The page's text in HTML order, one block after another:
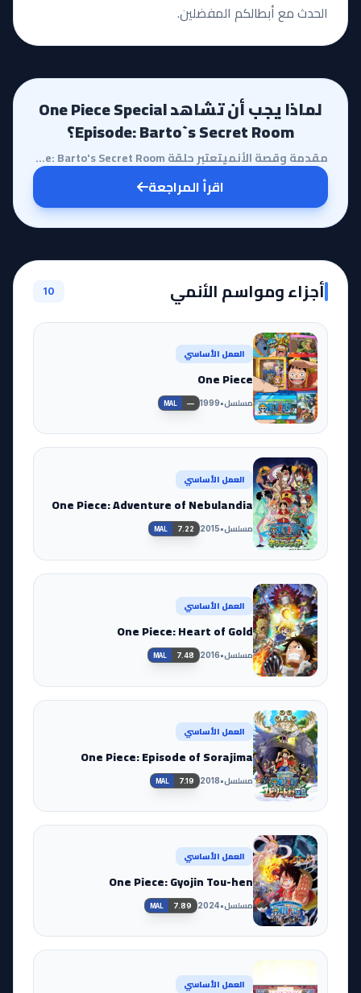
الحدث مع أبطالكم المفضلين.
لماذا يجب أن تشاهد One Piece Special
Episode: Barto`s Secret Room؟
مقدمة وقصة الأنميتعتبر حلقة One Piece Special Episode: Barto's Secret Room واحدة من الإضافات الفريدة...
اقرأ المراجعة
أجزاء ومواسم الأنمي 10
العمل الأساسي
One Piece
مسلسل•
1999
MAL —
العمل الأساسي
One Piece: Adventure of Nebulandia
مسلسل•
2015
MAL 7.22
العمل الأساسي
One Piece: Heart of Gold
مسلسل•
2016
MAL 7.48
العمل الأساسي
One Piece: Episode of Sorajima
مسلسل•
2018
MAL 7.19
العمل الأساسي
One Piece: Gyojin Tou-hen
مسلسل•
2024
MAL 7.89
العمل الأساسي